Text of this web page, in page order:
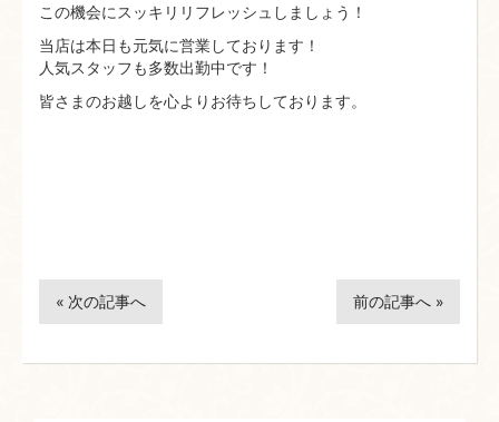
この機会にスッキリリフレッシュしましょう！
当店は本日も元気に営業しております！
人気スタッフも多数出勤中です！
皆さまのお越しを心よりお待ちしております。
« 次の記事へ 前の記事へ »